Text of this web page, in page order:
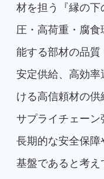
材を担う『縁の
圧・高荷重・腐
能する部材の品
安定供給、高効
ける高信頼材の
サプライチェー
長期的な安全保
基盤であると考